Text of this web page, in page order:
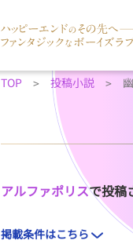
TOP 投稿小説
アルファポリスで投稿
掲載条件はこちら